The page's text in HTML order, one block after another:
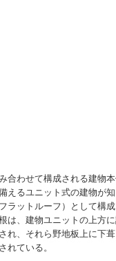
わせて構成される建物本
えるユニット式の建物が
ラットルーフ）として構
は、建物ユニットの上方
れ、それら野地板上に下
れている。